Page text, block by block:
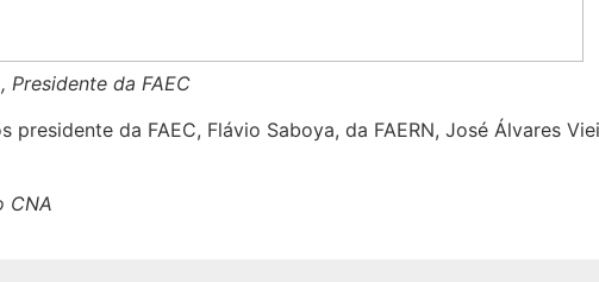
Presidente da FAEC
presidente da FAEC, Flávio Saboya, da FAERN, José Álvares
CNA